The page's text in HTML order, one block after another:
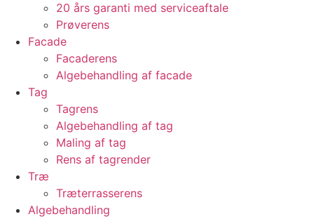
20 års garanti med serviceaftale
Prøverens
Facade
Facaderens
Algebehandling af facade
Tag
Tagrens
Algebehandling af tag
Maling af tag
Rens af tagrender
Træ
Træterrasserens
Algebehandling